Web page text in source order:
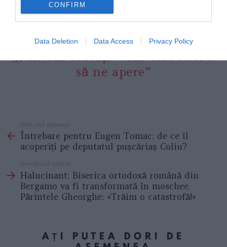
CONFIRM
Data Deletion Data Access Privacy Policy
Salvini închide porturile:
„Suntem atacaţi. Vom cere NATO
să ne apere”
more
Articolul anterior
Întrebare pentru Eugen Tomac: de ce îl
acoperiți pe deputatul pușcăriaș Coliu?
Următorul articol
Halucinant: Biserica ortodoxă română din
Bergamo va fi transformată în moschee.
Părintele Gheorghe: «Trăim o catastrofă!»
AȚI PUTEA DORI DE